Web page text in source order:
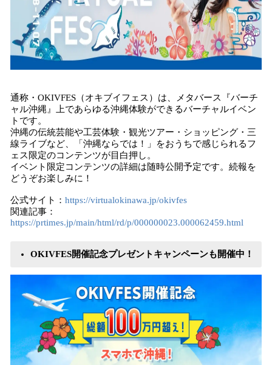
通称・OKIVFES（オキブイフェス）は、メタバース『バーチ
ャル沖縄』上であらゆる沖縄体験ができるバーチャルイベン
トです。
沖縄の伝統芸能や工芸体験・観光ツアー・ショッピング・三
線ライブなど、「沖縄ならでは！」をおうちで感じられるフ
ェス限定のコンテンツが目白押し。
イベント限定コンテンツの詳細は随時公開予定です。続報を
どうぞお楽しみに！
公式サイト： https://virtualokinawa.jp/okivfes
関連記事：
https://prtimes.jp/main/html/rd/p/000000023.000062459.html
OKIVFES開催記念プレゼントキャンペーンも開催中！